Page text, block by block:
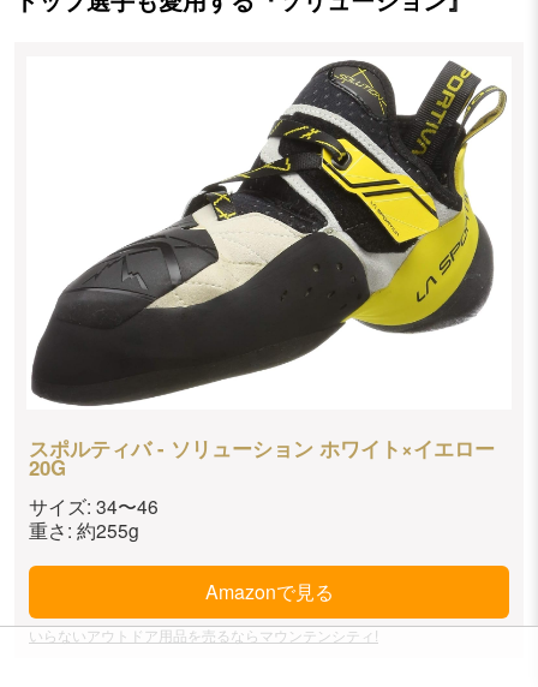
スポルティバ - ソリューション ホワイト×イエロー
20G
サイズ: 34〜46
重さ: 約255g
Amazonで見る
いらないアウトドア用品を売るならマウンテンシティ!